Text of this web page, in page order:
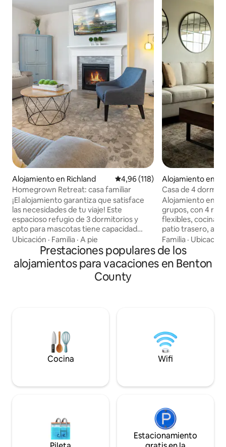
Alojamiento en Richland Calificación promedio: 4,96 de
4,96 (118)
Homegrown Retreat: casa familiar
¡El alojamiento garantiza que satisface
las necesidades de tu viaje! Este
espacioso refugio de 3 dormitorios y
apto para mascotas tiene capacidad
para un máximo de 8 huéspedes y está
diseñado para la máxima comodidad.
Cada detalle está cuidadosamente
abastecido, desde la cocina totalmente
equipada, perfecta para comidas
familiares, hasta espacios acogedores
estacionamiento en el garaje.
Convenientemente ubicado en el borde
de Richland y Kennewick, ¡estás a pocos
minutos del corazón de ambas ciudades!
Ubicación · Familia · A pie
Alojamiento en
Casa de 4
espacio flexible
Alojamiento en
grupos, con 4
flexibles, cocina
patio trasero,
estacionamiento.
equipos, fines de
grupos de trabajo
para
alfombra de
corralito/silla alta
petición.
Familia · Ubicación
Prestaciones populares de los
alojamientos para vacaciones en Benton
County
Cocina Wifi
Estacionamiento